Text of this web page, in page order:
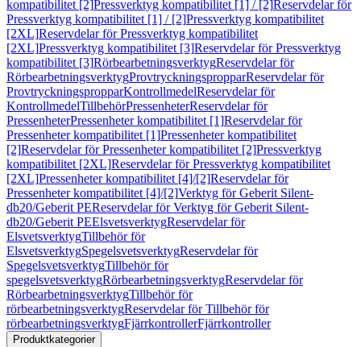
kompatibilitet [2]Pressverktyg kompatibilitet [1] / [2]Reservdelar för
Pressverktyg kompatibilitet [1] / [2]Pressverktyg kompatibilitet
[2XL]Reservdelar för Pressverktyg kompatibilitet
[2XL]Pressverktyg kompatibilitet [3]Reservdelar för Pressverktyg
kompatibilitet [3]RörbearbetningsverktygReservdelar för
RörbearbetningsverktygProvtryckningspropparReservdelar för
ProvtryckningspropparKontrollmedelReservdelar för
KontrollmedelTillbehörPressenheterReservdelar för
PressenheterPressenheter kompatibilitet [1]Reservdelar för
Pressenheter kompatibilitet [1]Pressenheter kompatibilitet
[2]Reservdelar för Pressenheter kompatibilitet [2]Pressverktyg
kompatibilitet [2XL]Reservdelar för Pressverktyg kompatibilitet
[2XL]Pressenheter kompatibilitet [4]/[2]Reservdelar för
Pressenheter kompatibilitet [4]/[2]Verktyg för Geberit Silent-
db20/Geberit PEReservdelar för Verktyg för Geberit Silent-
db20/Geberit PEElsvetsverktygReservdelar för
ElsvetsverktygTillbehör för
ElsvetsverktygSpegelsvetsverktygReservdelar för
SpegelsvetsverktygTillbehör för
spegelsvetsverktygRörbearbetningsverktygReservdelar för
RörbearbetningsverktygTillbehör för
rörbearbetningsverktygReservdelar för Tillbehör för
rörbearbetningsverktygFjärrkontrollerFjärrkontroller
Produktkategorier